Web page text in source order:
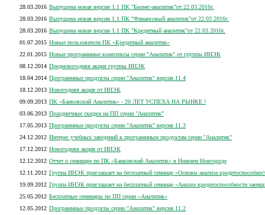
28.03.2016 Выпущена новая версия 1.1 ПК "Бизнес-аналитик"от 22.03.2016г.
28.03.2016 Выпущена новая версия 1.1 ПК "Финансовый аналитик"от 22.03.2016г.
28.03.2016 Выпущена новая версия 1.1 ПК "Кредитный аналитик"от 22.03.2016г.
01.07.2015 Новые пользователи ПК «Кредитный аналитик»
22.01.2015 Новые программные комплексы серии "Аналитик" от группы ИНЭК
08.12.2014 Предновогодняя акция группы ИНЭК
18.04.2014 Программные продукты серии "Аналитик" версия 11.4
18.12.2013 Новогодняя акция от ИНЭК
09.09.2013 ПК «Банковский Аналитик» - 20 ЛЕТ УСПЕХА НА РЫНКЕ !
03.06.2013 Праздничные скидки на ПП серии "Аналитик"
17.05.2013 Программные продукты серии "Аналитик" версия 11.3
24.12.2012 Интерес учебных заведений к программным продуктам серии "Аналитик"
17.12.2012 Новогодняя акция от ИНЭК
12.12.2012 Отчет о семинаре по ПК «Банковский Аналитик» в Нижнем Новгороде
12.11.2012 Группа ИНЭК приглашает на бесплатный семинар «Основы анализа
19.09.2012 Группа ИНЭК приглашает на бесплатный семинар «Анализ кредитоспособности
25.05.2012 Бесплатные семинары по ПП серии «Аналитик»
12.05.2012 Программные продукты серии "Аналитик" версия 11.2